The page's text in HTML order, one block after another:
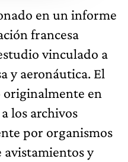
en un informe
francesa
vinculado a
y aeronáutica. El
en
los archivos
por organismos
avistamientos y